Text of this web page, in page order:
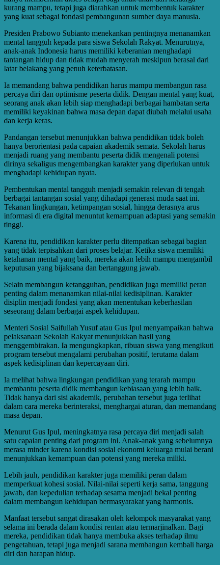
kurang mampu, tetapi juga diarahkan untuk membentuk karakter
yang kuat sebagai fondasi pembangunan sumber daya manusia.
Presiden Prabowo Subianto menekankan pentingnya menanamkan
mental tangguh kepada para siswa Sekolah Rakyat. Menurutnya,
anak-anak Indonesia harus memiliki keberanian menghadapi
tantangan hidup dan tidak mudah menyerah meskipun berasal dari
latar belakang yang penuh keterbatasan.
Ia memandang bahwa pendidikan harus mampu membangun rasa
percaya diri dan optimisme peserta didik. Dengan mental yang kuat,
seorang anak akan lebih siap menghadapi berbagai hambatan serta
memiliki keyakinan bahwa masa depan dapat diubah melalui usaha
dan kerja keras.
Pandangan tersebut menunjukkan bahwa pendidikan tidak boleh
hanya berorientasi pada capaian akademik semata. Sekolah harus
menjadi ruang yang membantu peserta didik mengenali potensi
dirinya sekaligus mengembangkan karakter yang diperlukan untuk
menghadapi kehidupan nyata.
Pembentukan mental tangguh menjadi semakin relevan di tengah
berbagai tantangan sosial yang dihadapi generasi muda saat ini.
Tekanan lingkungan, ketimpangan sosial, hingga derasnya arus
informasi di era digital menuntut kemampuan adaptasi yang semakin
tinggi.
Karena itu, pendidikan karakter perlu ditempatkan sebagai bagian
yang tidak terpisahkan dari proses belajar. Ketika siswa memiliki
ketahanan mental yang baik, mereka akan lebih mampu mengambil
keputusan yang bijaksana dan bertanggung jawab.
Selain membangun ketangguhan, pendidikan juga memiliki peran
penting dalam menanamkan nilai-nilai kedisiplinan. Karakter
disiplin menjadi fondasi yang akan menentukan keberhasilan
seseorang dalam berbagai aspek kehidupan.
Menteri Sosial Saifullah Yusuf atau Gus Ipul menyampaikan bahwa
pelaksanaan Sekolah Rakyat menunjukkan hasil yang
menggembirakan. Ia mengungkapkan, ribuan siswa yang mengikuti
program tersebut mengalami perubahan positif, terutama dalam
aspek kedisiplinan dan kepercayaan diri.
Ia melihat bahwa lingkungan pendidikan yang terarah mampu
membantu peserta didik membangun kebiasaan yang lebih baik.
Tidak hanya dari sisi akademik, perubahan tersebut juga terlihat
dalam cara mereka berinteraksi, menghargai aturan, dan memandang
masa depan.
Menurut Gus Ipul, meningkatnya rasa percaya diri menjadi salah
satu capaian penting dari program ini. Anak-anak yang sebelumnya
merasa minder karena kondisi sosial ekonomi keluarga mulai berani
menunjukkan kemampuan dan potensi yang mereka miliki.
Lebih jauh, pendidikan karakter juga memiliki peran dalam
memperkuat kohesi sosial. Nilai-nilai seperti kerja sama, tanggung
jawab, dan kepedulian terhadap sesama menjadi bekal penting
dalam membangun kehidupan bermasyarakat yang harmonis.
Manfaat tersebut sangat dirasakan oleh kelompok masyarakat yang
selama ini berada dalam kondisi rentan atau termarjinalkan. Bagi
mereka, pendidikan tidak hanya membuka akses terhadap ilmu
pengetahuan, tetapi juga menjadi sarana membangun kembali harga
diri dan harapan hidup.